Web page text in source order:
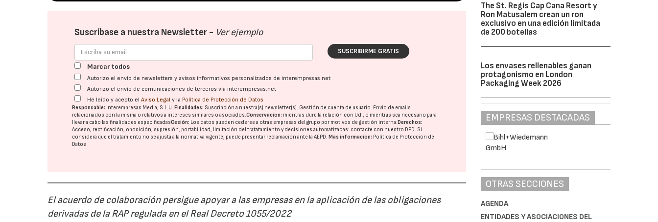
Suscríbase a nuestra Newsletter - Ver ejemplo
SUSCRIBIRME GRATIS
Marcar todos
Autorizo el envío de newsletters y avisos informativos personalizados de interempresas.net
Autorizo el envío de comunicaciones de terceros vía interempresas.net
He leído y acepto elAviso Legal y la Política de Protección de Datos
Responsable: Interempresas Media, S.L.U.Finalidades: Suscripción a nuestra(s) newsletter(s). Gestión de cuenta de usuario. Envío de emails
relacionados con la misma o relativos a intereses similares o asociados.Conservación: mientras dure la relación con Ud., o mientras sea necesario para
llevar a cabo las finalidades especificadasCesión: Los datos pueden cederse a otras empresas del grupo por motivos de gestión interna.Derechos:
Acceso, rectificación, oposición, supresión, portabilidad, limitación del tratatamiento y decisiones automatizadas: contacte con nuestro DPD. Si
considera que el tratamiento no se ajusta a la normativa vigente, puede presentar reclamación ante laAEPD.Más información: Política de Protección de
Datos
El acuerdo de colaboración persigue apoyar a las empresas en la aplicación de las obligaciones
derivadas de la RAP regulada en el Real Decreto 1055/2022
The St. Regis Cap Cana Resort y
Ron Matusalem crean un ron
exclusivo en una edición limitada
de 200 botellas
Los envases rellenables ganan
protagonismo en London
Packaging Week 2026
EMPRESAS DESTACADAS
OTRAS SECCIONES
AGENDA
ENTIDADES Y ASOCIACIONES DEL